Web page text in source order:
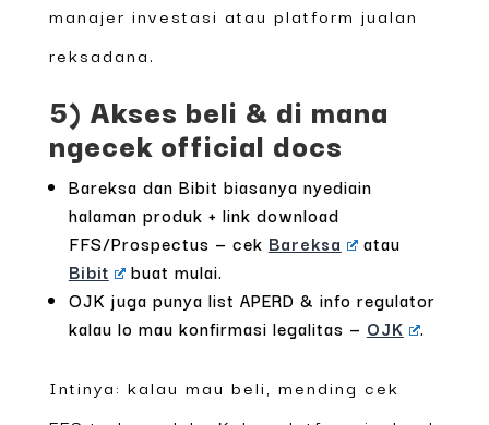
manajer investasi atau platform jualan
reksadana.
5) Akses beli & di mana
ngecek official docs
Bareksa dan Bibit biasanya nyediain
halaman produk + link download
FFS/Prospectus — cek Bareksa
atau
Bibit
buat mulai.
OJK juga punya list APERD & info regulator
kalau lo mau konfirmasi legalitas — OJK .
Intinya: kalau mau beli, mending cek